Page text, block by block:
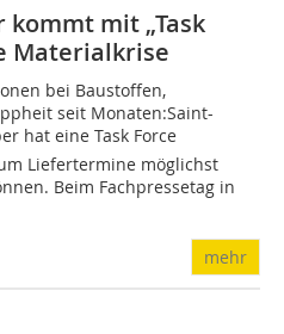
kommt mit „Task
Materialkrise
bei Baustoffen,
seit Monaten:Saint-
hat eine Task Force
Liefertermine möglichst
Beim Fachpressetag in
mehr